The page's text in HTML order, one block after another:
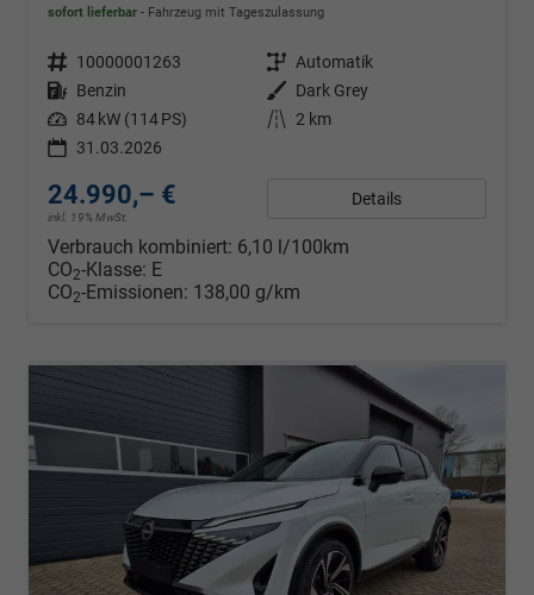
sofort lieferbar Fahrzeug mit Tageszulassung
Fahrzeugnr. 10000001263 Getriebe Automatik
Kraftstoff Benzin Außenfarbe
Dark Grey
Leistung 84 kW (114 PS) Kilometerstand
2 km
31.03.2026
24.990,– €
inkl. 19% MwSt.
Details
Verbrauch kombiniert: 6,10 l/100km
CO2-Klasse: E
CO2-Emissionen: 138,00 g/km